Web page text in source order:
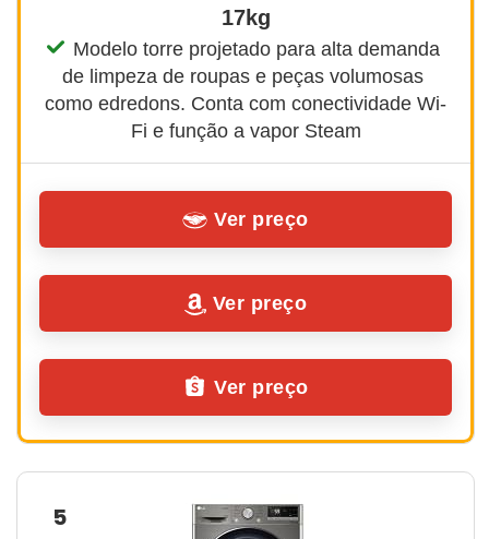
17kg
Modelo torre projetado para alta demanda
de limpeza de roupas e peças volumosas
como edredons. Conta com conectividade Wi-
Fi e função a vapor Steam
Ver preço
Ver preço
Ver preço
5